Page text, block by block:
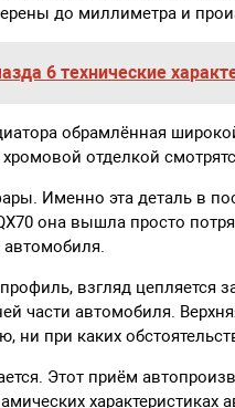
до миллиметра и
6 технические
обрамлённая
отделкой
Именно эта деталь в
она вышла просто
взгляд
части автомобиля.
ни при каких
Этот приём
характеристиках